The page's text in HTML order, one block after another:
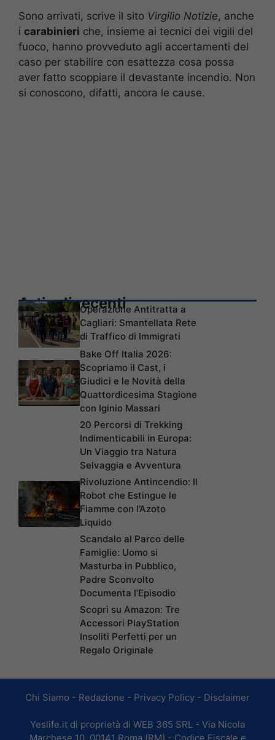
Sono arrivati, scrive il sito Virgilio Notizie, anche
i carabinieri che, insieme ai tecnici dei vigili del
fuoco, hanno provveduto agli accertamenti del
caso per stabilire con esattezza cosa possa
aver fatto scoppiare il devastante incendio. Non
si conoscono, difatti, ancora le cause.
Articoli recentiOperazione Antitratta a
Cagliari: Smantellata Rete
di Traffico di Immigrati
Bake Off Italia 2026:
Scopriamo il Cast, i
Giudici e le Novità della
Quattordicesima Stagione
con Iginio Massari
20 Percorsi di Trekking
Indimenticabili in Europa:
Un Viaggio tra Natura
Selvaggia e Avventura
Rivoluzione Antincendio: Il
Robot che Estingue le
Fiamme con l’Azoto
Liquido
Scandalo al Parco delle
Famiglie: Uomo si
Masturba in Pubblico,
Padre Sconvolto
Documenta l’Episodio
Scopri su Amazon: Tre
Accessori PlayStation
Insoliti Perfetti per un
Regalo Originale
Chi Siamo - Redazione - Privacy Policy - Disclaimer
Yeslife.it di proprietà di WEB 365 SRL - Via Nicola
Marchese 10, 00141 Roma (RM) - Codice Fiscale e